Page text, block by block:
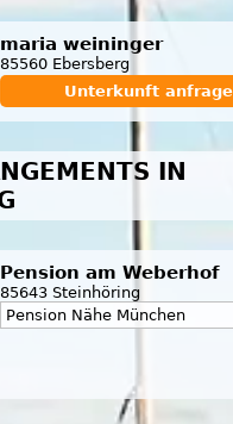
maria weininger
85560 Ebersberg
Unterkunft
IN
Pension am Weberhof
85643 Steinhöring
Pension Nähe München